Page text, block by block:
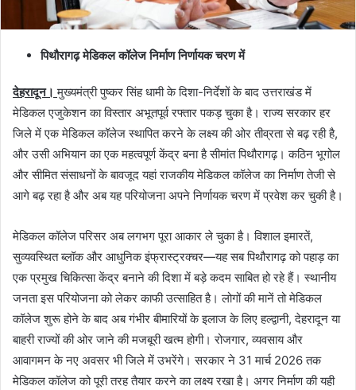
पिथौरागढ़ मेडिकल कॉलेज निर्माण निर्णायक चरण में
देहरादून।मुख्यमंत्री पुष्कर सिंह धामी के दिशा-निर्देशों के बाद उत्तराखंड में
मेडिकल एजुकेशन का विस्तार अभूतपूर्व रफ्तार पकड़ चुका है। राज्य सरकार हर
जिले में एक मेडिकल कॉलेज स्थापित करने के लक्ष्य की ओर तीव्रता से बढ़ रही है,
और उसी अभियान का एक महत्वपूर्ण केंद्र बना है सीमांत पिथौरागढ़। कठिन भूगोल
और सीमित संसाधनों के बावजूद यहां राजकीय मेडिकल कॉलेज का निर्माण तेजी से
आगे बढ़ रहा है और अब यह परियोजना अपने निर्णायक चरण में प्रवेश कर चुकी है।
मेडिकल कॉलेज परिसर अब लगभग पूरा आकार ले चुका है। विशाल इमारतें,
सुव्यवस्थित ब्लॉक और आधुनिक इंफ्रास्ट्रक्चर—यह सब पिथौरागढ़ को पहाड़ का
एक प्रमुख चिकित्सा केंद्र बनाने की दिशा में बड़े कदम साबित हो रहे हैं। स्थानीय
जनता इस परियोजना को लेकर काफी उत्साहित है। लोगों की मानें तो मेडिकल
कॉलेज शुरू होने के बाद अब गंभीर बीमारियों के इलाज के लिए हल्द्वानी, देहरादून या
बाहरी राज्यों की ओर जाने की मजबूरी खत्म होगी। रोजगार, व्यवसाय और
आवागमन के नए अवसर भी जिले में उभरेंगे। सरकार ने 31 मार्च 2026 तक
मेडिकल कॉलेज को पूरी तरह तैयार करने का लक्ष्य रखा है। अगर निर्माण की यही